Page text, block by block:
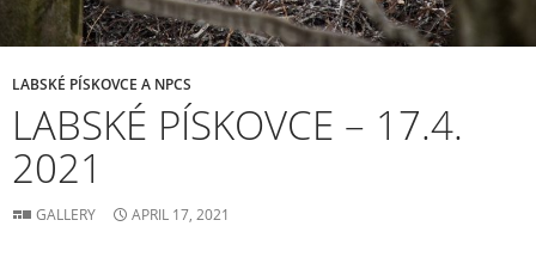
LABSKÉ PÍSKOVCE A NPCS
LABSKÉ PÍSKOVCE – 17.4.
2021
GALLERY APRIL 17, 2021